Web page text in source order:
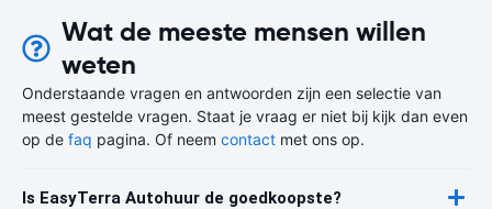
Wat de meeste mensen willen
weten
Onderstaande vragen en antwoorden zijn een selectie van
meest gestelde vragen. Staat je vraag er niet bij kijk dan even
op de faq pagina. Of neem contact met ons op.
Is EasyTerra Autohuur de goedkoopste?